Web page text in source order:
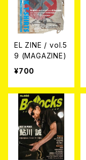
EL ZINE / vol.5
9 (MAGAZINE)
¥700